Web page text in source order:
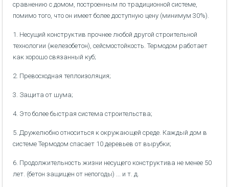
сравнению с домом, построенным по традиционной системе,
помимо того, что он имеет более доступную цену (минимум 30%).
1. Несущий конструктив прочнее любой другой строительной
технологии (железобетон), сейсмостойкость. Термодом работает
как хорошо связанный куб;
2. Превосходная теплоизоляция;
3. Защита от шума;
4. Это более быстрая система строительства;
5. Дружелюбно относиться к окружающей среде. Каждый дом в
системе Термодом спасает 10 деревьев от вырубки;
6. Продолжительность жизни несущего конструктива не менее 50
лет. (бетон защищен от непогоды) ... и т. д.